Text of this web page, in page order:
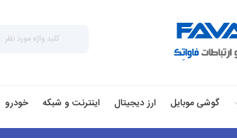
گوشی موبایل ارز دیجیتال اینترنت و شبکه خودرو